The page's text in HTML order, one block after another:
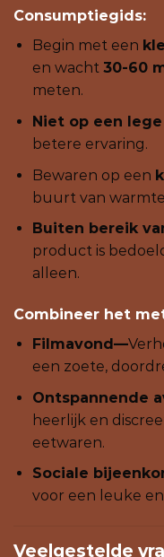
Consumptiegids:
Begin met een
en wacht 30-60
meten.
Niet op een
betere ervaring.
Bewaren op een
buurt van
Buiten bereik
product is
alleen.
Combineer het
Filmavond—
een zoete,
Ontspannende
heerlijk en
eetwaren.
Sociale
voor een leuke
Veelgestelde